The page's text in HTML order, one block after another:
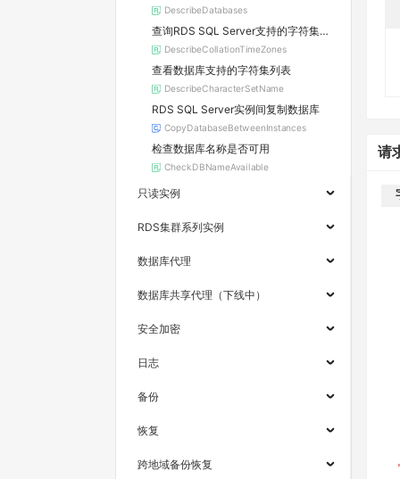
DescribeDatabases
查询RDS SQL Server支持的字符集排序规则和时区
DescribeCollationTimeZones
查看数据库支持的字符集列表
DescribeCharacterSetName
RDS SQL Server实例间复制数据库
CopyDatabaseBetweenInstances
检查数据库名称是否可用
CheckDBNameAvailable
只读实例
RDS集群系列实例
数据库代理
数据库共享代理（下线中）
安全加密
日志
备份
恢复
跨地域备份恢复
请